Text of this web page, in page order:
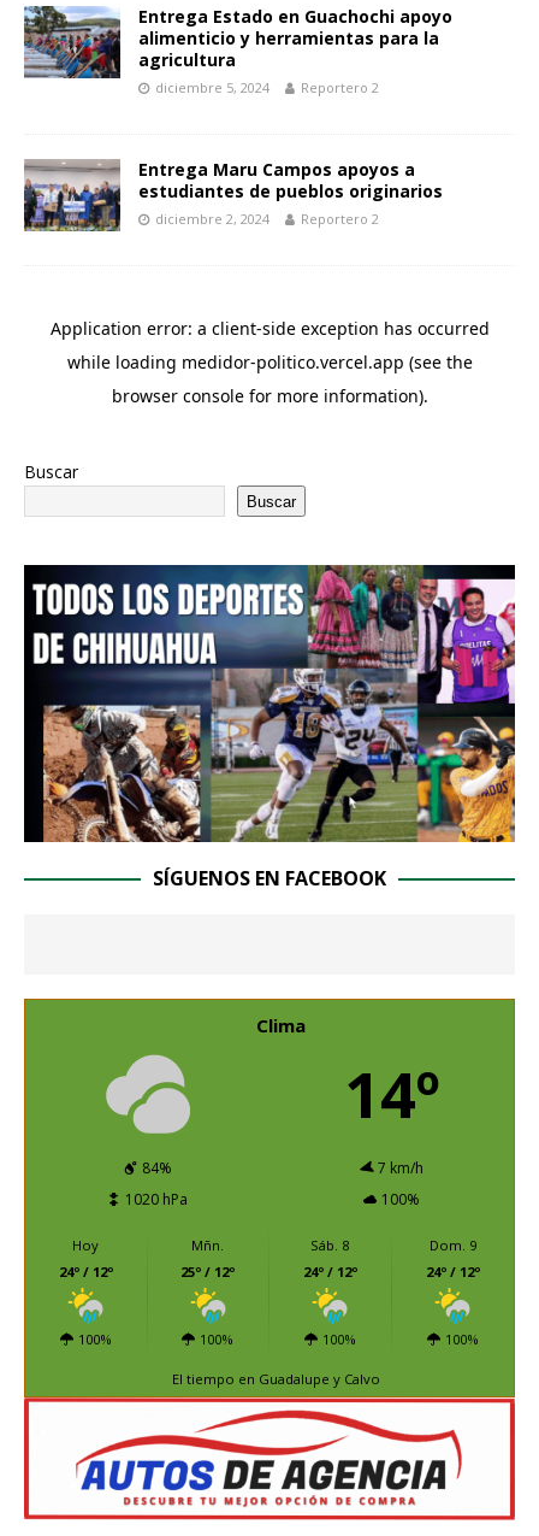
Entrega Estado en Guachochi apoyo
alimenticio y herramientas para la
agricultura
diciembre 5, 2024 Reportero 2
Entrega Maru Campos apoyos a
estudiantes de pueblos originarios
diciembre 2, 2024 Reportero 2
Buscar
Buscar
SÍGUENOS EN FACEBOOK
Clima
14º
84%
7 km/h
1020 hPa
100%
Hoy
24º / 12º
100%
Mñn.
25º / 12º
100%
Sáb. 8
24º / 12º
100%
Dom. 9
24º / 12º
100%
El tiempo en Guadalupe y Calvo